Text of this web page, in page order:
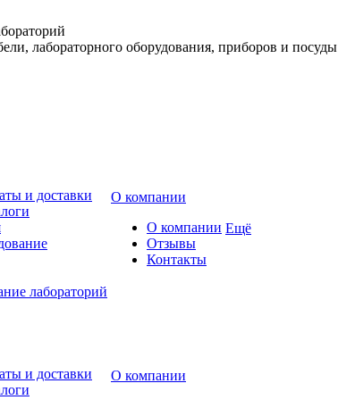
лабораторного оборудования, приборов и посуды
и доставки
лабораторий
О компании
О компании
Отзывы
Контакты
Ещё
и доставки
О компании